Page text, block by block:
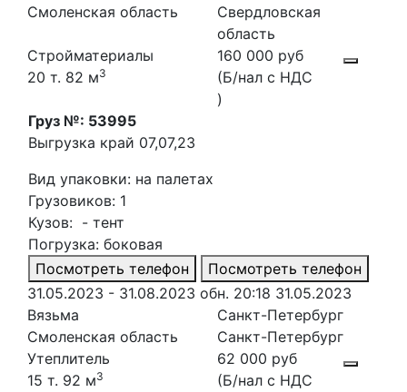
Смоленская область
Свердловская
область
Стройматериалы
20 т. 82 м3
160 000 руб
(Б/нал с НДС
)
Груз №: 53995
Выгрузка край 07,07,23
Вид упаковки: на палетах
Грузовиков: 1
Кузов: - тент
Погрузка: боковая
Посмотреть телефон
Посмотреть телефон
31.05.2023 - 31.08.2023 обн. 20:18 31.05.2023
Вязьма
Смоленская область
Санкт-Петербург
Санкт-Петербург
Утеплитель
15 т. 92 м3
62 000 руб
(Б/нал с НДС